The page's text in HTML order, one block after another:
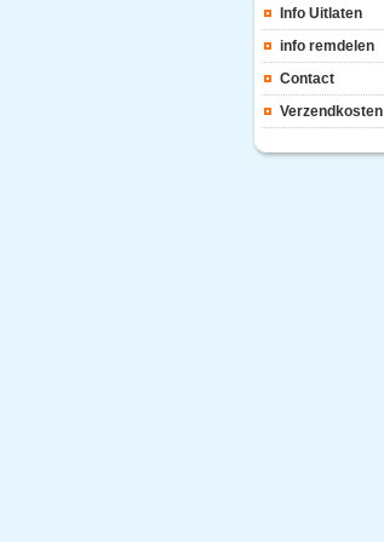
Info Uitlaten
info remdelen
Contact
Verzendkosten